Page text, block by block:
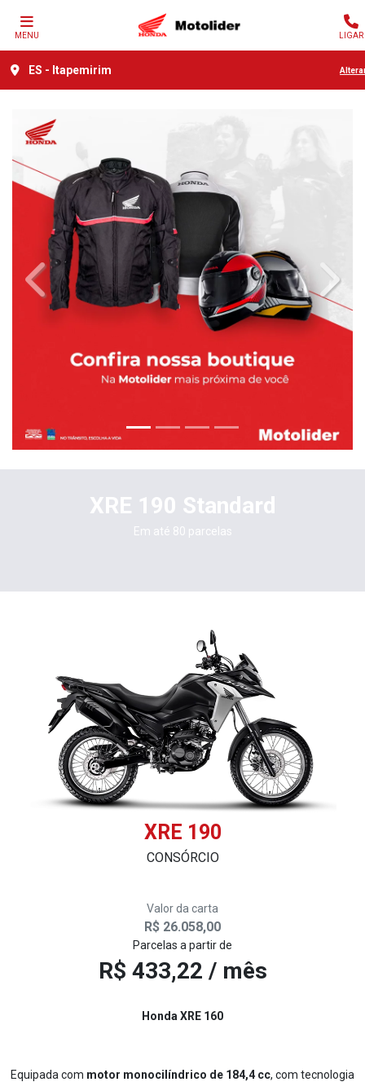
MENU LIGAR
ES - Itapemirim
XRE 190 Standard
Em até 80 parcelas
XRE 190
CONSÓRCIO
Valor da carta
R$ 26.058,00
Parcelas a partir de
R$ 433,22 / mês
Honda XRE 160
Equipada com motor monocilíndrico de 184,4 cc, com tecnologia